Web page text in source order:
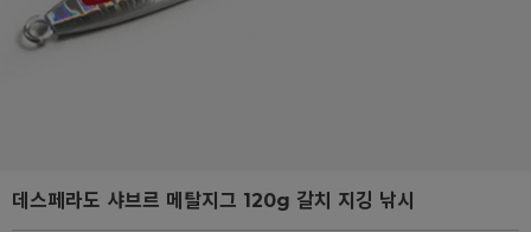
데스페라도 샤브르 메탈지그 120g 갈치 지깅 낚시